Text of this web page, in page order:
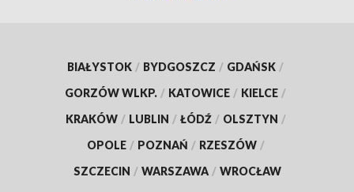
BIAŁYSTOK / BYDGOSZCZ / GDAŃSK /
GORZÓW WLKP. / KATOWICE / KIELCE /
KRAKÓW / LUBLIN / ŁÓDŹ / OLSZTYN /
OPOLE / POZNAŃ / RZESZÓW /
SZCZECIN / WARSZAWA / WROCŁAW